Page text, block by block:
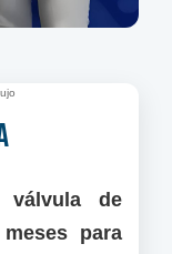
válvula de
para